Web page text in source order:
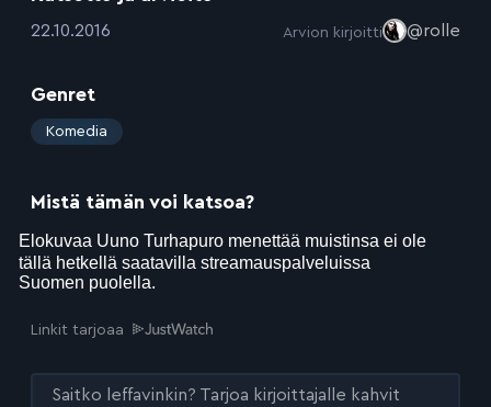
:22.10.2016 Arvion kirjoitti @rolle
Genret
: Komedia
Mistä tämän voi katsoa?
Linkit tarjoaa
Saitko leffavinkin? Tarjoa kirjoittajalle kahvit